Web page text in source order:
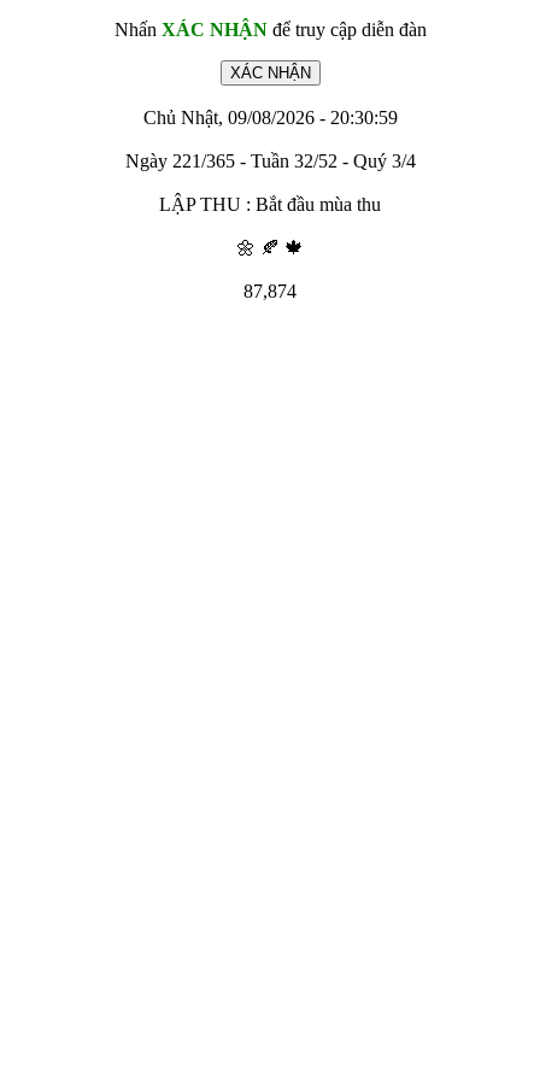
Nhấn XÁC NHẬNđể truy cập diễn đàn
Chủ Nhật, 09/08/2026 - 20:30:59
Ngày 221/365 - Tuần 32/52 - Quý 3/4
LẬP THU : Bắt đầu mùa thu
🌼 🍂 🍁
87,874